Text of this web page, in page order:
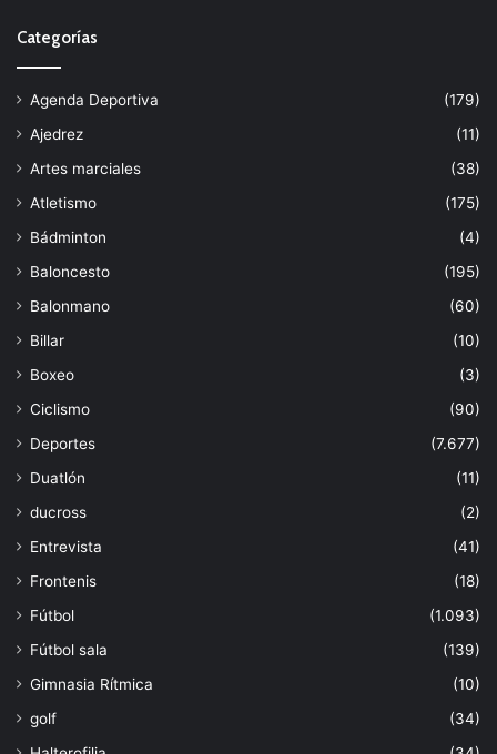
Categorías
Agenda Deportiva
(179)
Ajedrez
(11)
Artes marciales
(38)
Atletismo
(175)
Bádminton
(4)
Baloncesto
(195)
Balonmano
(60)
Billar
(10)
Boxeo
(3)
Ciclismo
(90)
Deportes
(7.677)
Duatlón
(11)
ducross
(2)
Entrevista
(41)
Frontenis
(18)
Fútbol
(1.093)
Fútbol sala
(139)
Gimnasia Rítmica
(10)
golf
(34)